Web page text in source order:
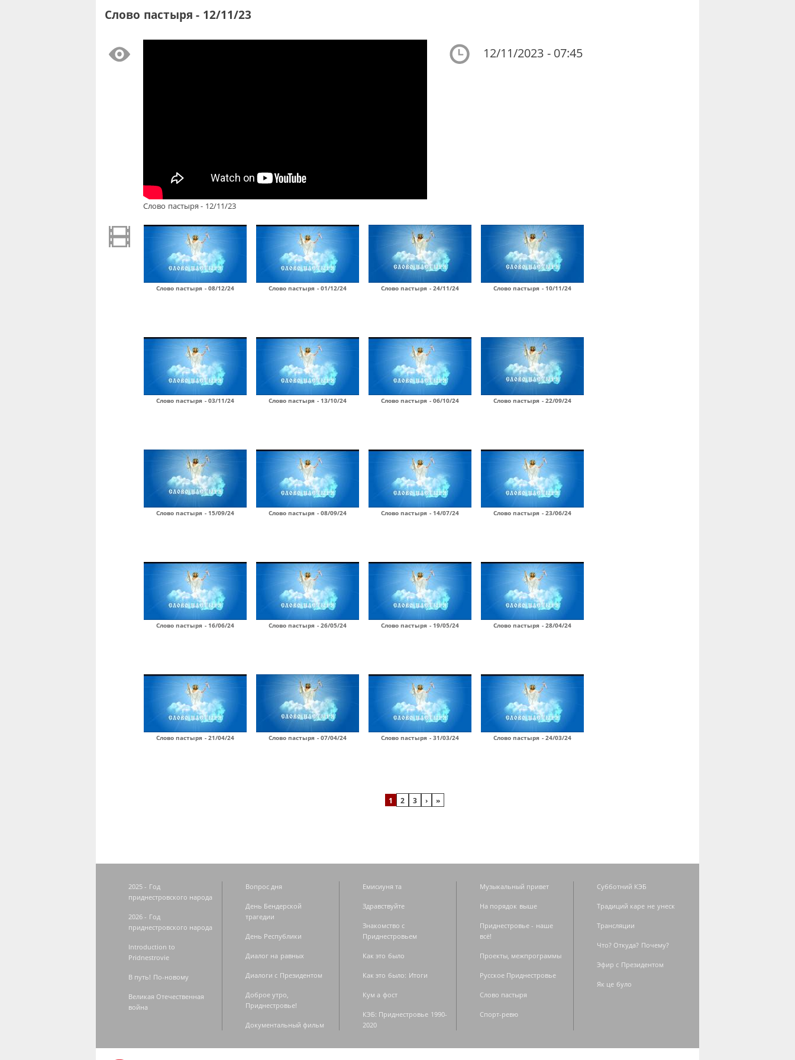
Слово пастыря - 12/11/23
Слово пастыря - 12/11/23
12/11/2023 - 07:45
Слово пастыря - 08/12/24 Слово пастыря - 01/12/24 Слово пастыря - 24/11/24 Слово пастыря - 10/11/24
Слово пастыря - 03/11/24 Слово пастыря - 13/10/24 Слово пастыря - 06/10/24 Слово пастыря - 22/09/24
Слово пастыря - 15/09/24 Слово пастыря - 08/09/24 Слово пастыря - 14/07/24 Слово пастыря - 23/06/24
Слово пастыря - 16/06/24 Слово пастыря - 26/05/24 Слово пастыря - 19/05/24 Слово пастыря - 28/04/24
Слово пастыря - 21/04/24 Слово пастыря - 07/04/24 Слово пастыря - 31/03/24 Слово пастыря - 24/03/24
1 2 3 › »
2025 - Год
приднестровского народа
2026 - Год
приднестровского народа
Introduction to
Pridnestrovie
В путь! По-новому
Великая Отечественная
война
Вопрос дня
День Бендерской
трагедии
День Республики
Диалог на равных
Диалоги с Президентом
Доброе утро,
Приднестровье!
Документальный фильм
Емисиуня та
Здравствуйте
Знакомство с
Приднестровьем
Как это было
Как это было: Итоги
Кум а фост
КЭБ: Приднестровье 1990-
2020
Музыкальный привет
На порядок выше
Приднестровье - наше
всё!
Проекты, межпрограммы
Русское Приднестровье
Слово пастыря
Спорт-ревю
Субботний КЭБ
Традиций каре не унеск
Трансляции
Что? Откуда? Почему?
Эфир с Президентом
Як це було